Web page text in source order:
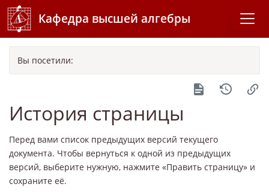
Кафедра высшей алгебры
Вы посетили:
История страницы
Перед вами список предыдущих версий текущего
документа. Чтобы вернуться к одной из предыдущих
версий, выберите нужную, нажмите «Править страницу» и
сохраните её.